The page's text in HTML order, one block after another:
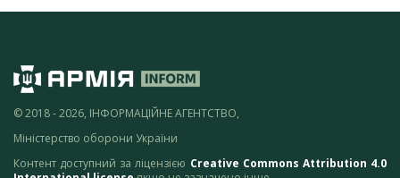
© 2018 - 2026, ІНФОРМАЦІЙНЕ АГЕНТСТВО,
Міністерство оборони України
Контент доступний за ліцензією Creative Commons Attribution 4.0